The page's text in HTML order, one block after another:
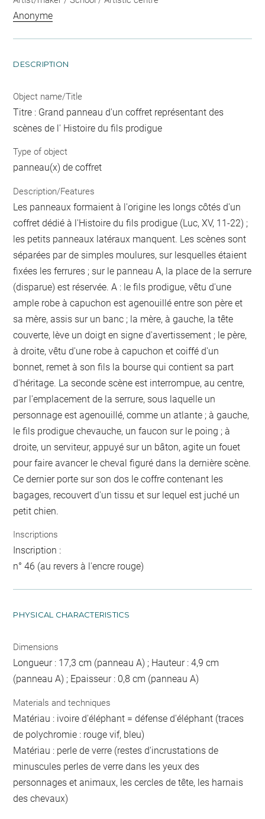
Anonyme
DESCRIPTION
Object name/Title
Titre : Grand panneau d'un coffret représentant des
scènes de l' Histoire du fils prodigue
Type of object
panneau(x) de coffret
Description/Features
Les panneaux formaient à l'origine les longs côtés d'un
coffret dédié à l'Histoire du fils prodigue (Luc, XV, 11-22) ;
les petits panneaux latéraux manquent. Les scènes sont
séparées par de simples moulures, sur lesquelles étaient
fixées les ferrures ; sur le panneau A, la place de la serrure
(disparue) est réservée. A : le fils prodigue, vêtu d'une
ample robe à capuchon est agenouillé entre son père et
sa mère, assis sur un banc ; la mère, à gauche, la tête
couverte, lève un doigt en signe d'avertissement ; le père,
à droite, vêtu d'une robe à capuchon et coiffé d'un
bonnet, remet à son fils la bourse qui contient sa part
d'héritage. La seconde scène est interrompue, au centre,
par l'emplacement de la serrure, sous laquelle un
personnage est agenouillé, comme un atlante ; à gauche,
le fils prodigue chevauche, un faucon sur le poing ; à
droite, un serviteur, appuyé sur un bâton, agite un fouet
pour faire avancer le cheval figuré dans la dernière scène.
Ce dernier porte sur son dos le coffre contenant les
bagages, recouvert d'un tissu et sur lequel est juché un
petit chien.
Inscriptions
Inscription :
n° 46 (au revers à l'encre rouge)
PHYSICAL CHARACTERISTICS
Dimensions
Longueur : 17,3 cm (panneau A) ; Hauteur : 4,9 cm
(panneau A) ; Epaisseur : 0,8 cm (panneau A)
Materials and techniques
Matériau : ivoire d'éléphant = défense d'éléphant (traces
de polychromie : rouge vif, bleu)
Matériau : perle de verre (restes d'incrustations de
minuscules perles de verre dans les yeux des
personnages et animaux, les cercles de tête, les harnais
des chevaux)